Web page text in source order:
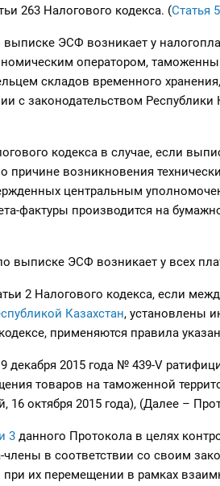
263 Налогового кодекса. (Статья 5
выписке ЭСФ возникает у
оператором,
складов временного
с законодательством Республики
кодекса в случае, если
возникновения
центральным
фактуры производится на
выписке ЭСФ возникает у всех
2 Налогового кодекса, если
Казахстан, установлены
применяются правила
декабря 2015 года № 439-V
товаров на таможенной
16 октября 2015 года), (Далее –
3 данного Протокола в целях
в соответствии со своим
при их перемещении в рамках